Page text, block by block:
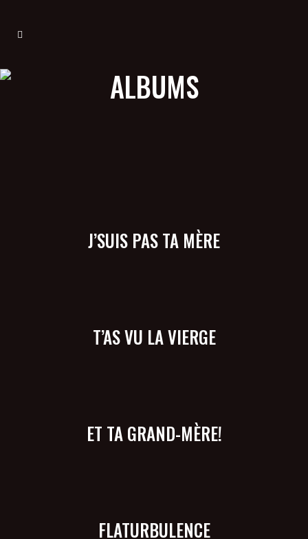
ALBUMS
J’SUIS PAS TA MÈRE
T’AS VU LA VIERGE
ET TA GRAND-MÈRE!
FLATURBULENCE